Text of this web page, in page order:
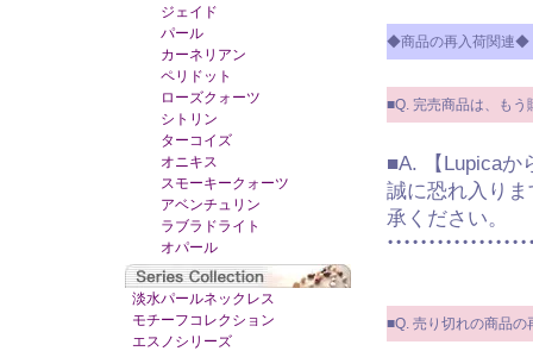
ジェイド
パール
カーネリアン
ペリドット
ローズクォーツ
シトリン
ターコイズ
オニキス
スモーキークォーツ
アベンチュリン
ラブラドライト
オパール
淡水パールネックレス
モチーフコレクション
エスノシリーズ
◆商品の再入荷関連◆
■Q. 完売商品は、もう
■A. 【Lupicaか
誠に恐れ入り
承ください。
■Q. 売り切れの商品